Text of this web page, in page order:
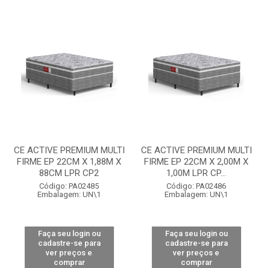
CE ACTIVE PREMIUM MULTI
FIRME EP 22CM X 1,88M X
88CM LPR CP2
Código: PA02485
Embalagem: UN\1
Faça seu login ou
cadastre-se para
ver preços e
comprar
CE ACTIVE PREMIUM MULTI
FIRME EP 22CM X 2,00M X
1,00M LPR CP...
Código: PA02486
Embalagem: UN\1
Faça seu login ou
cadastre-se para
ver preços e
comprar